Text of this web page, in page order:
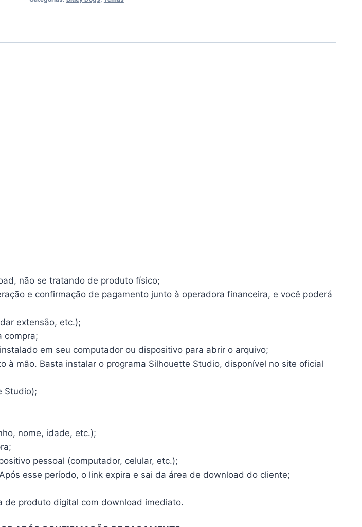
não se tratando de produto físico;
e confirmação de pagamento junto à operadora financeira, e você poderá
extensão, etc.);
compra;
em seu computador ou dispositivo para abrir o arquivo;
mão. Basta instalar o programa Silhouette Studio, disponível no site oficial
Studio);
nome, idade, etc.);
pessoal (computador, celular, etc.);
esse período, o link expira e sai da área de download do cliente;
de produto digital com download imediato.